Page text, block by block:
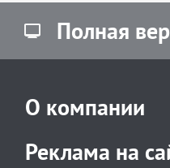
Полная
О компании
Реклама на